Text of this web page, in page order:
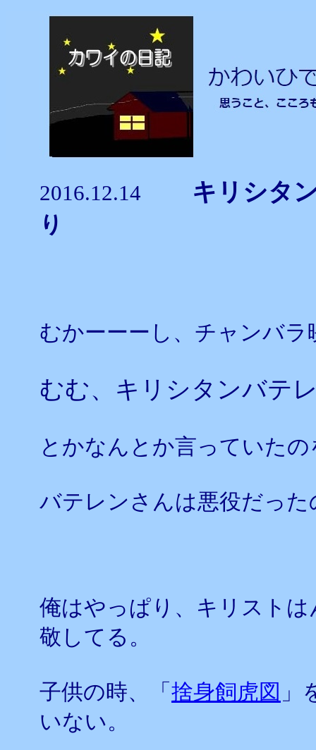
2016.12.14 キリシタ
り
むかーーーし、チャンバ
むむ、キリシタンバテ
とかなんとか言っていた
バテレンさんは悪役だっ
俺はやっぱり、キリスト
敬してる。
子供の時、「 捨身飼虎図 」
いない。